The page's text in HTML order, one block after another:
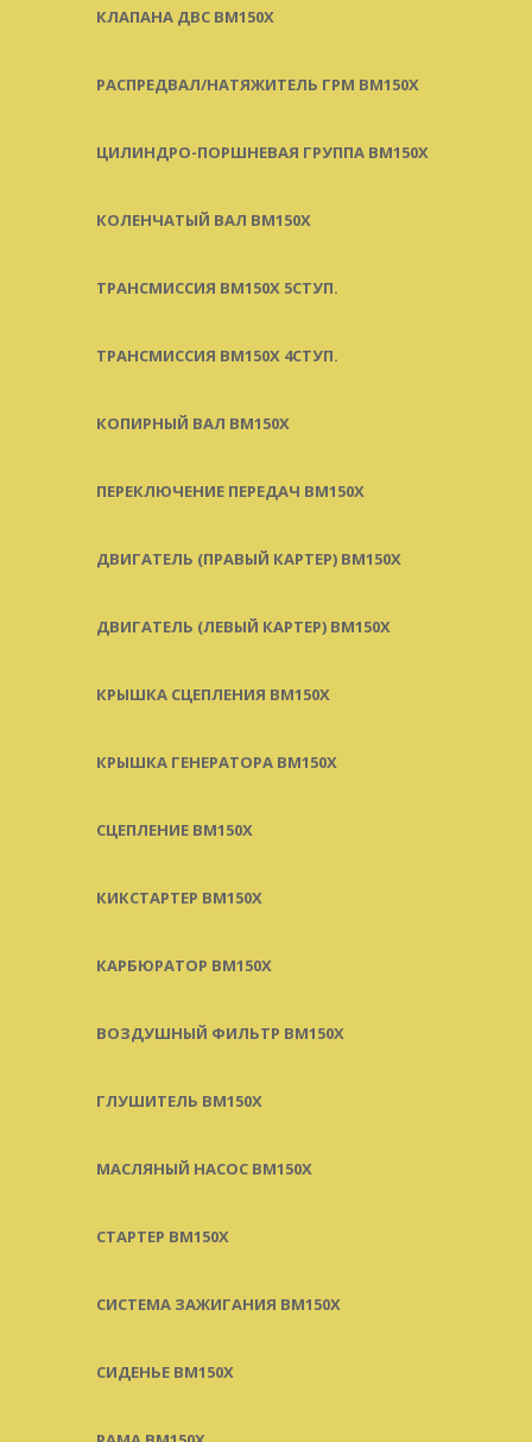
КЛАПАНА ДВС BM150X
РАСПРЕДВАЛ/НАТЯЖИТЕЛЬ ГРМ BM150X
ЦИЛИНДРО-ПОРШНЕВАЯ ГРУППА BM150X
КОЛЕНЧАТЫЙ ВАЛ BM150X
ТРАНСМИССИЯ BM150X 5СТУП.
ТРАНСМИССИЯ BM150X 4СТУП.
КОПИРНЫЙ ВАЛ BM150X
ПЕРЕКЛЮЧЕНИЕ ПЕРЕДАЧ BM150X
ДВИГАТЕЛЬ (ПРАВЫЙ КАРТЕР) BM150X
ДВИГАТЕЛЬ (ЛЕВЫЙ КАРТЕР) BM150X
КРЫШКА СЦЕПЛЕНИЯ BM150X
КРЫШКА ГЕНЕРАТОРА BM150X
СЦЕПЛЕНИЕ BM150X
КИКСТАРТЕР BM150X
КАРБЮРАТОР BM150X
ВОЗДУШНЫЙ ФИЛЬТР BM150X
ГЛУШИТЕЛЬ BM150X
МАСЛЯНЫЙ НАСОС BM150X
СТАРТЕР BM150X
СИСТЕМА ЗАЖИГАНИЯ BM150X
СИДЕНЬЕ BM150X